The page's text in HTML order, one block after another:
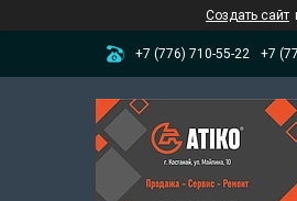
Создать сайт
+7 (776) 710-55-22 +7